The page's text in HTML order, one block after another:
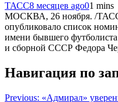
ТАСС8 месяцев ago01 mins
МОСКВА, 26 ноября. /
опубликовало список
имени бывшего футболиста
и сборной СССР Федора
Навигация по
Previous: «Адмирал»